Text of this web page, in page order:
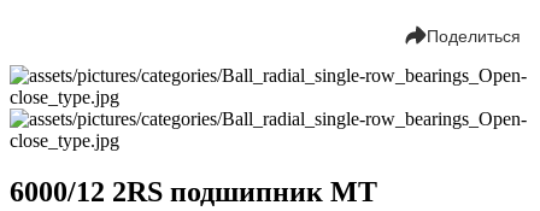
Поделиться
6000/12 2RS подшипник MT